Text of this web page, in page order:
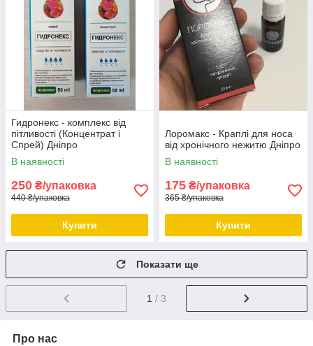
Гидронекс - комплекс від
пітливості (Концентрат і
Спрей) Дніпро
В наявності
250 ₴/упаковка
440 ₴/упаковка
Купити
Лоромакс - Краплі для носа
від хронічного нежитю Дніпро
В наявності
175 ₴/упаковка
365 ₴/упаковка
Купити
Показати ще
1 / 3
Про нас